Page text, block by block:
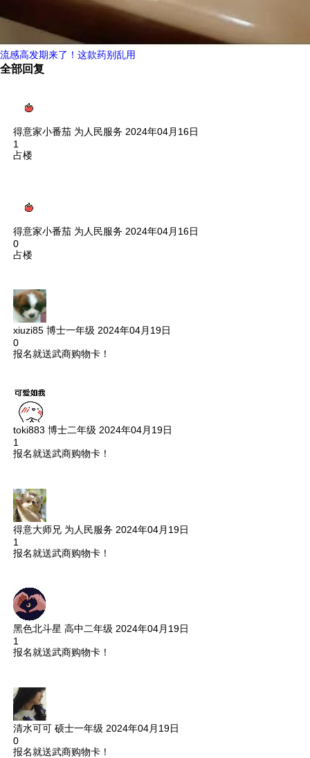
流感高发期来了！这款药别乱用
全部回复
得意家小番茄 为人民服务 2024年04月16日
1
占楼
得意家小番茄 为人民服务 2024年04月16日
0
占楼
xiuzi85 博士一年级 2024年04月19日
0
报名就送武商购物卡！
toki883 博士二年级 2024年04月19日
1
报名就送武商购物卡！
得意大师兄 为人民服务 2024年04月19日
1
报名就送武商购物卡！
黑色北斗星 高中二年级 2024年04月19日
1
报名就送武商购物卡！
清水可可 硕士一年级 2024年04月19日
0
报名就送武商购物卡！